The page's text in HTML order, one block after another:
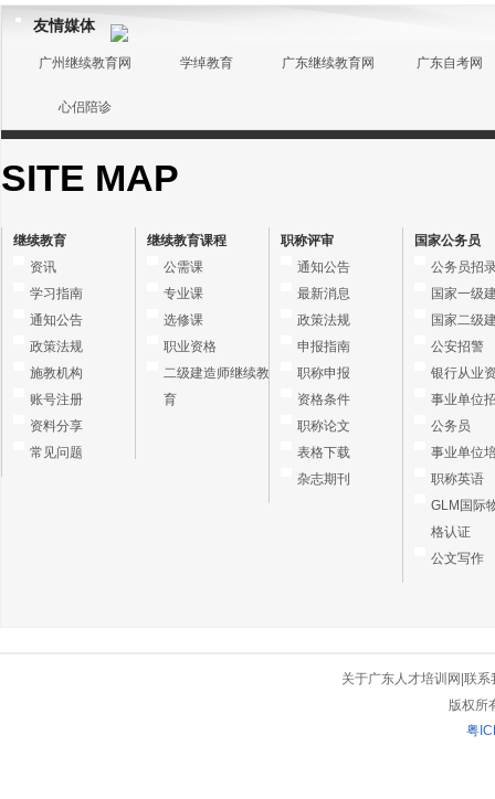
友情媒体
广州继续教育网 学绰教育 广东继续教育网 广东自考网
心侣陪诊
SITE MAP
继续教育
资讯
学习指南
通知公告
政策法规
施教机构
账号注册
资料分享
常见问题
继续教育课程
公需课
专业课
选修课
职业资格
二级建造师继续教
育
职称评审
通知公告
最新消息
政策法规
申报指南
职称申报
资格条件
职称论文
表格下载
杂志期刊
国家公务员
公务员招
国家一级
国家二级
公安招警
银行从业
事业单位
公务员
事业单位
职称英语
GLM国际
格认证
公文写作
关于广东人才培训网 联系
版权所
粤